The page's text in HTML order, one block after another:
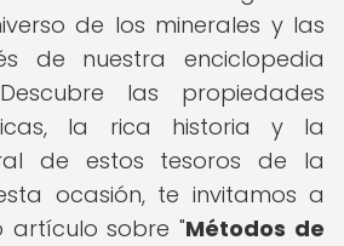
de los minerales y las
de nuestra enciclopedia
las propiedades
la rica historia y la
de estos tesoros de la
ocasión, te invitamos a
artículo sobre "Métodos de